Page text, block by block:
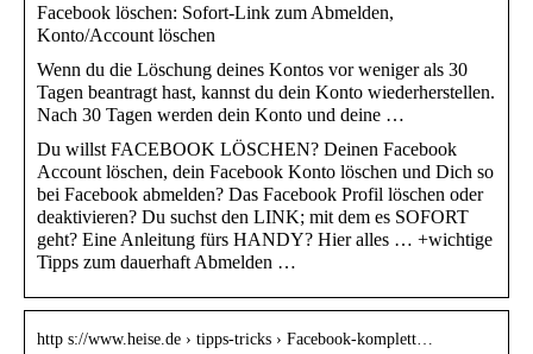
Facebook löschen: Sofort-Link zum Abmelden,
Konto/Account löschen
Wenn du die Löschung deines Kontos vor weniger als 30
Tagen beantragt hast, kannst du dein Konto wiederherstellen.
Nach 30 Tagen werden dein Konto und deine …
Du willst FACEBOOK LÖSCHEN? Deinen Facebook
Account löschen, dein Facebook Konto löschen und Dich so
bei Facebook abmelden? Das Facebook Profil löschen oder
deaktivieren? Du suchst den LINK; mit dem es SOFORT
geht? Eine Anleitung fürs HANDY? Hier alles … +wichtige
Tipps zum dauerhaft Abmelden …
http s://www.heise.de › tipps-tricks › Facebook-komplett…